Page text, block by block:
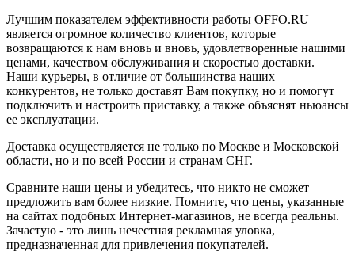
Лучшим показателем эффективности работы OFFO.RU
является огромное количество клиентов, которые
возвращаются к нам вновь и вновь, удовлетворенные нашими
ценами, качеством обслуживания и скоростью доставки.
Наши курьеры, в отличие от большинства наших
конкурентов, не только доставят Вам покупку, но и помогут
подключить и настроить приставку, а также объяснят ньюансы
ее эксплуатации.
Доставка осуществляется не только по Москве и Московской
области, но и по всей России и странам СНГ.
Сравните наши цены и убедитесь, что никто не сможет
предложить вам более низкие. Помните, что цены, указанные
на сайтах подобных Интернет-магазинов, не всегда реальны.
Зачастую - это лишь нечестная рекламная уловка,
предназначенная для привлечения покупателей.